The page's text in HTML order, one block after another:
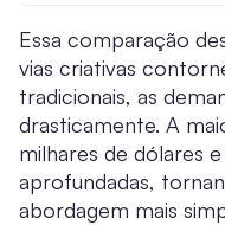
Essa comparação
vias criativas
tradicionais, as
drasticamente. A
milhares de dólares
aprofundadas,
abordagem mais